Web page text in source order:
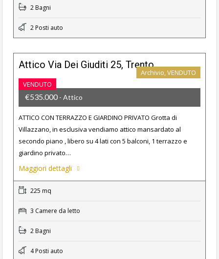
2 Bagni
2 Posti auto
Attico Via Dei Giuditi 25, Trento
VENDUTO
Archivio, VENDUTO
€535.000 - Attico
ATTICO CON TERRAZZO E GIARDINO PRIVATO Grotta di
Villazzano, in esclusiva vendiamo attico mansardato al
secondo piano , libero su 4 lati con 5 balconi, 1 terrazzo e
giardino privato…
Maggiori dettagli
225 mq
3 Camere da letto
2 Bagni
4 Posti auto